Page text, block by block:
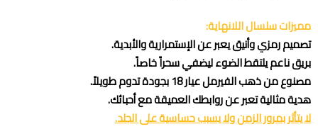
مميزات سلسال اللانهاية:
تصميم رمزي وأنيق يعبر عن الإستمرارية والأبدية.
بريق ناعم يلتقط الضوء ليضفي سحراً خاصاً.
مصنوع من ذهب الفيرمل عيار 18 بجودة تدوم طويلاً.
هدية مثالية تعبر عن روابطك العميقة مع أحبائك.
لا يتأثر بمرور الزمن ولا يسبب حساسية على الجلد.